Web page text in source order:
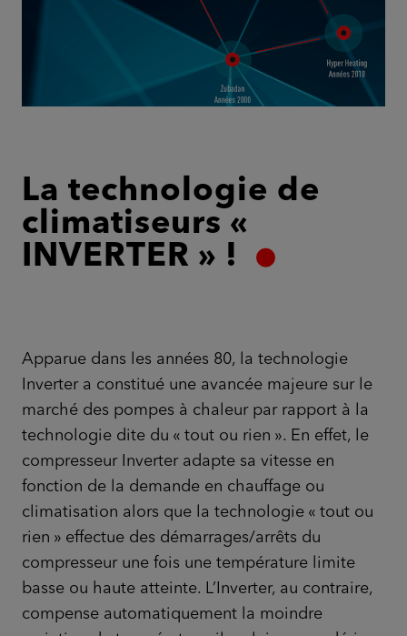
La technologie de
climatiseurs «
INVERTER » !
Apparue dans les années 80, la technologie
Inverter a constitué une avancée majeure sur le
marché des pompes à chaleur par rapport à la
technologie dite du « tout ou rien ». En effet, le
compresseur Inverter adapte sa vitesse en
fonction de la demande en chauffage ou
climatisation alors que la technologie « tout ou
rien » effectue des démarrages/arrêts du
compresseur une fois une température limite
basse ou haute atteinte. L’Inverter, au contraire,
compense automatiquement la moindre